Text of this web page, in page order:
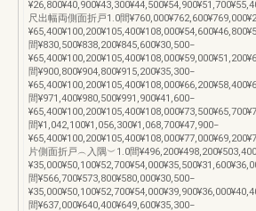
尺出幅両側面折戸1.0間
間¥830,500¥838,200¥845,600¥30,500−
間¥900,800¥904,800¥915,200¥35,300−
間¥971,400¥980,500¥991,900¥41,600−
間¥1,042,100¥1,056,300¥1,068,700¥47,900−
片側面折戸︵入隅︶1.0間
間¥566,700¥573,800¥580,000¥30,500−
間¥637,000¥640,400¥649,600¥35,300−